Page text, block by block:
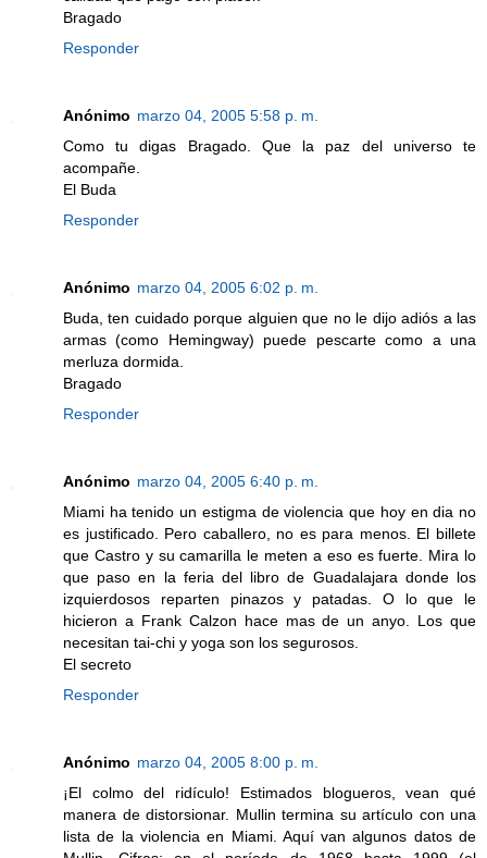
Bragado
Responder
Anónimo marzo 04, 2005 5:58 p. m.
Como tu digas Bragado. Que la paz del universo te
acompañe.
El Buda
Responder
Anónimo marzo 04, 2005 6:02 p. m.
Buda, ten cuidado porque alguien que no le dijo adiós a las
armas (como Hemingway) puede pescarte como a una
merluza dormida.
Bragado
Responder
Anónimo marzo 04, 2005 6:40 p. m.
Miami ha tenido un estigma de violencia que hoy en dia no
es justificado. Pero caballero, no es para menos. El billete
que Castro y su camarilla le meten a eso es fuerte. Mira lo
que paso en la feria del libro de Guadalajara donde los
izquierdosos reparten pinazos y patadas. O lo que le
hicieron a Frank Calzon hace mas de un anyo. Los que
necesitan tai-chi y yoga son los segurosos.
El secreto
Responder
Anónimo marzo 04, 2005 8:00 p. m.
¡El colmo del ridículo! Estimados blogueros, vean qué
manera de distorsionar. Mullin termina su artículo con una
lista de la violencia en Miami. Aquí van algunos datos de